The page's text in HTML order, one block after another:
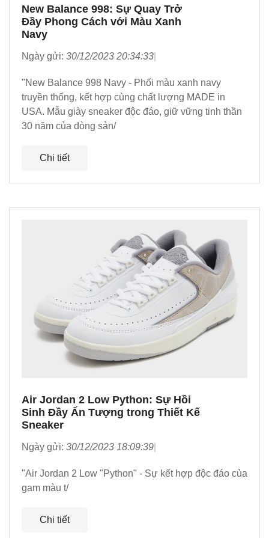
New Balance 998: Sự Quay Trở
Đầy Phong Cách với Màu Xanh
Navy
Ngày gửi: 30/12/2023 20:34:33
"New Balance 998 Navy - Phối màu xanh navy
truyền thống, kết hợp cùng chất lượng MADE in
USA. Mẫu giày sneaker độc đáo, giữ vững tinh thần
30 năm của dòng sản/
Chi tiết
Air Jordan 2 Low Python: Sự Hồi
Sinh Đầy Ấn Tượng trong Thiết Kế
Sneaker
Ngày gửi: 30/12/2023 18:09:39
"Air Jordan 2 Low "Python" - Sự kết hợp độc đáo của
gam màu t/
Chi tiết